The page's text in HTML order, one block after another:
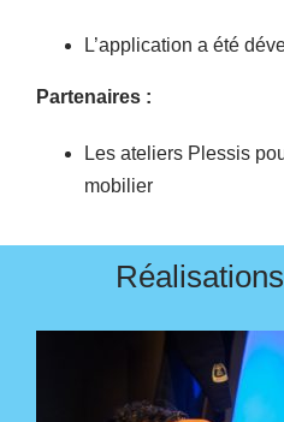
L’application a été
Partenaires :
Les ateliers Plessis
mobilier